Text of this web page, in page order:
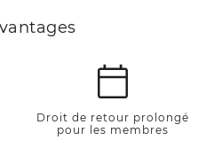
Droit de retour prolongé
pour les membres